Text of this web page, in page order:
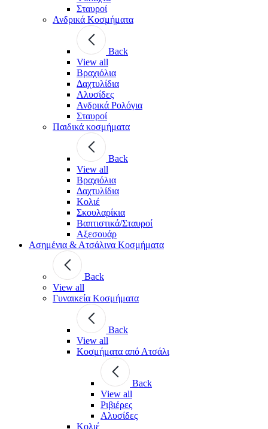
Σταυροί
Ανδρικά Κοσμήματα
Back
View all
Βραχιόλια
Δαχτυλίδια
Αλυσίδες
Ανδρικά Ρολόγια
Σταυροί
Παιδικά κοσμήματα
Back
View all
Βραχιόλια
Δαχτυλίδια
Κολιέ
Σκουλαρίκια
Βαπτιστικά/Σταυροί
Αξεσουάρ
Ασημένια & Ατσάλινα Κοσμήματα
Back
View all
Γυναικεία Κοσμήματα
Back
View all
Κοσμήματα από Ατσάλι
Back
View all
Ριβιέρες
Αλυσίδες
Κολιέ